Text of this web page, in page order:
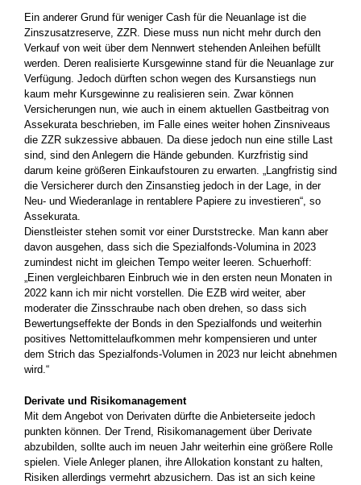
Ein anderer Grund für weniger Cash für die Neuanlage ist die
Zinszusatzreserve, ZZR. Diese muss nun nicht mehr durch den
Verkauf von weit über dem Nennwert stehenden Anleihen befüllt
werden. Deren realisierte Kursgewinne stand für die Neuanlage zur
Verfügung. Jedoch dürften schon wegen des Kursanstiegs nun
kaum mehr Kursgewinne zu realisieren sein. Zwar können
Versicherungen nun, wie auch in einem aktuellen Gastbeitrag von
Assekurata beschrieben, im Falle eines weiter hohen Zinsniveaus
die ZZR sukzessive abbauen. Da diese jedoch nun eine stille Last
sind, sind den Anlegern die Hände gebunden. Kurzfristig sind
darum keine größeren Einkaufstouren zu erwarten. „Langfristig sind
die Versicherer durch den Zinsanstieg jedoch in der Lage, in der
Neu- und Wiederanlage in rentablere Papiere zu investieren“, so
Assekurata.
Dienstleister stehen somit vor einer Durststrecke. Man kann aber
davon ausgehen, dass sich die Spezialfonds-Volumina in 2023
zumindest nicht im gleichen Tempo weiter leeren. Schuerhoff:
„Einen vergleichbaren Einbruch wie in den ersten neun Monaten in
2022 kann ich mir nicht vorstellen. Die EZB wird weiter, aber
moderater die Zinsschraube nach oben drehen, so dass sich
Bewertungseffekte der Bonds in den Spezialfonds und weiterhin
positives Nettomittelaufkommen mehr kompensieren und unter
dem Strich das Spezialfonds-Volumen in 2023 nur leicht abnehmen
wird.“
Derivate und Risikomanagement
Mit dem Angebot von Derivaten dürfte die Anbieterseite jedoch
punkten können. Der Trend, Risikomanagement über Derivate
abzubilden, sollte auch im neuen Jahr weiterhin eine größere Rolle
spielen. Viele Anleger planen, ihre Allokation konstant zu halten,
Risiken allerdings vermehrt abzusichern. Das ist an sich keine